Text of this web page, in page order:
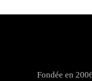
Fondée en